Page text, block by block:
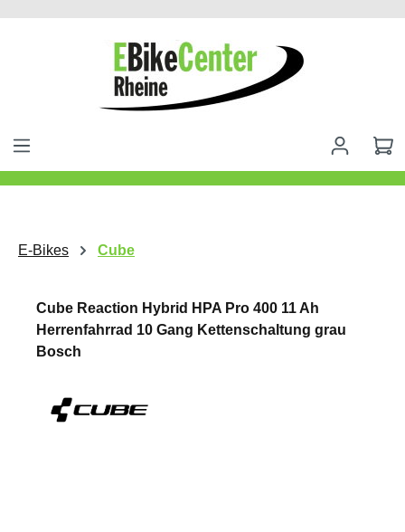
springen
E-Bikes Cube
Cube Reaction Hybrid HPA Pro 400 11 Ah
Herrenfahrrad 10 Gang Kettenschaltung grau
Bosch